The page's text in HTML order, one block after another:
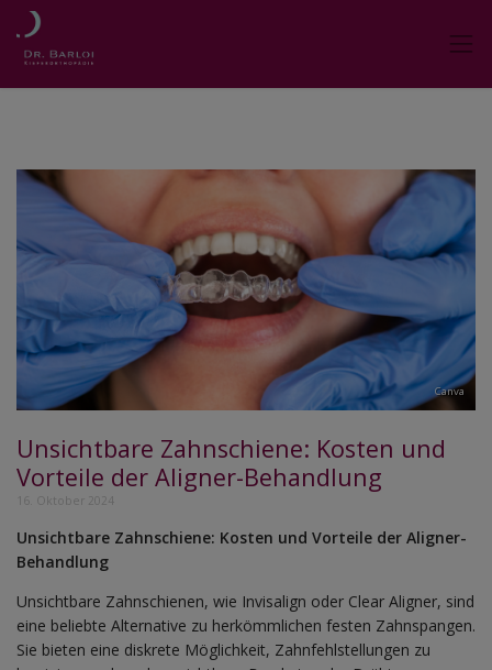
Canva
Unsichtbare Zahnschiene: Kosten und
Vorteile der Aligner-Behandlung
16. Oktober 2024
Unsichtbare Zahnschiene: Kosten und Vorteile der Aligner-
Behandlung
Unsichtbare Zahnschienen, wie Invisalign oder Clear Aligner, sind
eine beliebte Alternative zu herkömmlichen festen Zahnspangen.
Sie bieten eine diskrete Möglichkeit, Zahnfehlstellungen zu